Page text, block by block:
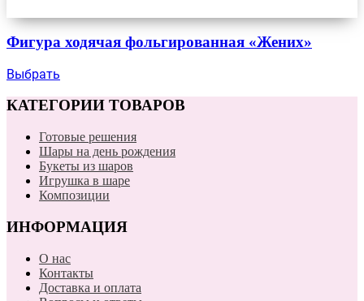
Фигура ходячая фольгированная «Жених»
Выбрать
КАТЕГОРИИ ТОВАРОВ
Готовые решения
Шары на день рождения
Букеты из шаров
Игрушка в шаре
Композиции
ИНФОРМАЦИЯ
О нас
Контакты
Доставка и оплата